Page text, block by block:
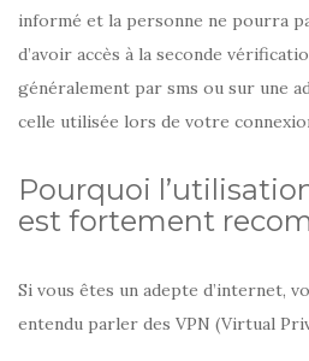
informé et la personne ne pourra
d’avoir accès à la seconde
généralement par sms ou sur une
celle utilisée lors de votre
Pourquoi
est fortement
Si vous êtes un adepte d’internet,
entendu parler des VPN (Virtual